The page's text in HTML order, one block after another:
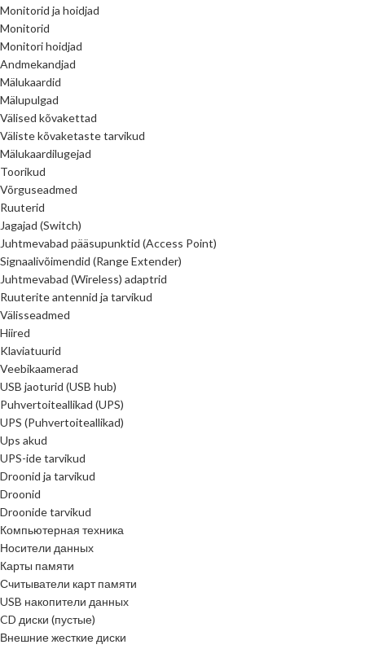
Monitorid ja hoidjad
Monitorid
Monitori hoidjad
Andmekandjad
Mälukaardid
Mälupulgad
Välised kõvakettad
Väliste kõvaketaste tarvikud
Mälukaardilugejad
Toorikud
Võrguseadmed
Ruuterid
Jagajad (Switch)
Juhtmevabad pääsupunktid (Access Point)
Signaalivõimendid (Range Extender)
Juhtmevabad (Wireless) adaptrid
Ruuterite antennid ja tarvikud
Välisseadmed
Hiired
Klaviatuurid
Veebikaamerad
USB jaoturid (USB hub)
Puhvertoiteallikad (UPS)
UPS (Puhvertoiteallikad)
Ups akud
UPS-ide tarvikud
Droonid ja tarvikud
Droonid
Droonide tarvikud
Компьютерная техника
Носители данных
Карты памяти
Считыватели карт памяти
USB накопители данных
CD диски (пустые)
Внешние жесткие диски